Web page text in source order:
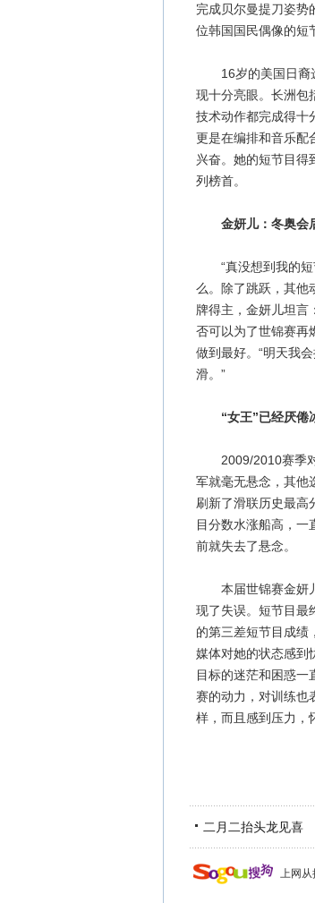
完成贝尔曼提刀姿势
位韩国国民偶像的短
16岁的美国日裔选
现十分亮眼。长洲包
技术动作都完成得十
更是在编排和音乐配
兴奋。她的短节目得
列榜首。
金妍儿：冬奥会
“真没想到我的短
么。除了跳跃，其他
牌得主，金妍儿坦言
否可以为了世锦赛再
做到最好。“明天我
滑。”
“女王”已经厌倦
2009/2010赛季对
军就毫无悬念，其他
刷新了滑联历史最高
目分数水涨船高，一
前就失去了悬念。
本届世锦赛金妍儿
现了失误。短节目最
的第三差短节目成绩
媒体对她的状态感到
目标的迷茫和困惑一
赛的动力，对训练也
样，而且感到压力，
二月二抬头龙见喜
上网从